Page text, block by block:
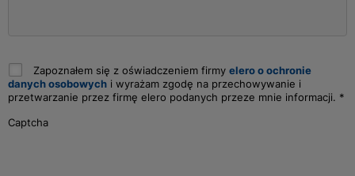
Zapoznałem się z oświadczeniem firmy elero o ochronie
danych osobowych i wyrażam zgodę na przechowywanie i
przetwarzanie przez firmę elero podanych przeze mnie informacji. *
Captcha